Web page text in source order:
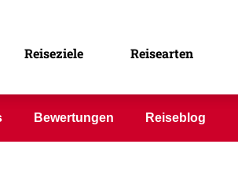
Reiseziele Reisearten
Bewertungen Reiseblog